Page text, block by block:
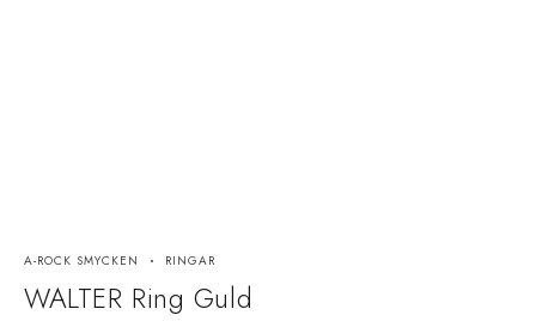
A-ROCK SMYCKEN RINGAR
WALTER Ring Guld